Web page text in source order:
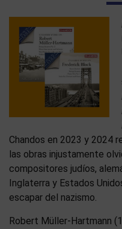
Chandos en 2023 y 2024
las obras injustamente
compositores judíos,
Inglaterra y Estados
escapar del nazismo.
Robert Müller-Hartmann